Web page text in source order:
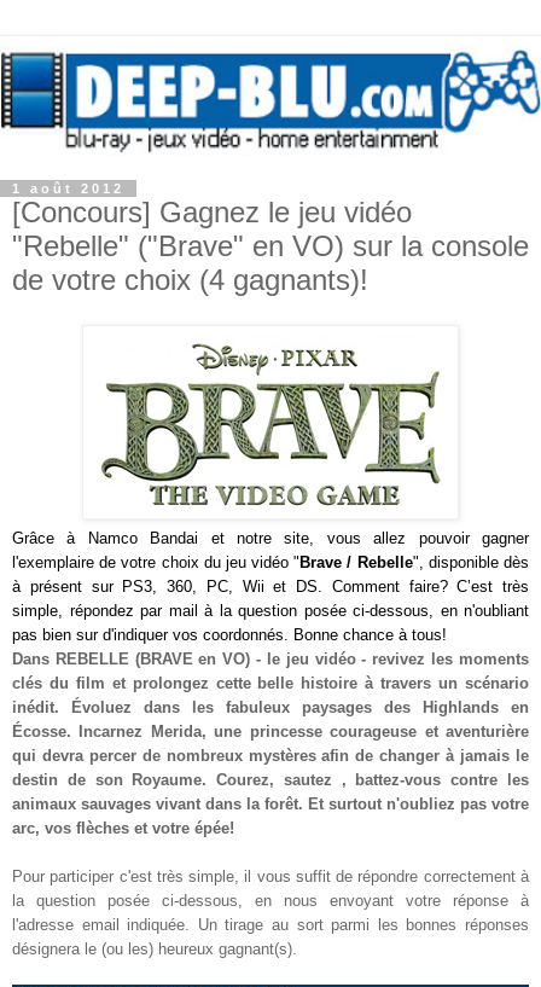
1 août 2012
[Concours] Gagnez le jeu vidéo
"Rebelle" ("Brave" en VO) sur la console
de votre choix (4 gagnants)!
Grâce à Namco Bandai et notre site, vous allez pouvoir gagner
l'exemplaire de votre choix du jeu vidéo " Brave / Rebelle", disponible dès
à présent sur PS3, 360, PC, Wii et DS. Comment faire? C’est très
simple, répondez par mail à la question posée ci-dessous, en n'oubliant
pas bien sur d'indiquer vos coordonnés. Bonne chance à tous!
Dans REBELLE (BRAVE en VO) - le jeu vidéo - revivez les moments
clés du film et prolongez cette belle histoire à travers un scénario
inédit. Évoluez dans les fabuleux paysages des Highlands en
Écosse. Incarnez Merida, une princesse courageuse et aventurière
qui devra percer de nombreux mystères afin de changer à jamais le
destin de son Royaume. Courez, sautez , battez-vous contre les
animaux sauvages vivant dans la forêt. Et surtout n'oubliez pas votre
arc, vos flèches et votre épée!
Pour participer c'est très simple, il vous suffit de répondre correctement à
la question posée ci-dessous, en nous envoyant votre réponse à
l'adresse email indiquée. Un tirage au sort parmi les bonnes réponses
désignera le (ou les) heureux gagnant(s).